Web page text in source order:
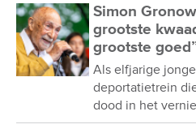
Simon
grootste
grootste
Als elfjarige
deportatietrein
dood in het